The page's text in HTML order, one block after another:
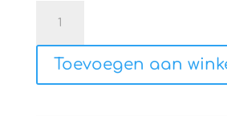
gebreide
sokken
aantal
Toevoegen aan